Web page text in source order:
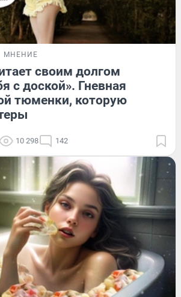
МНЕНИЕ
своим долгом
с доской». Гневная
тюменки, которую
10 298 142